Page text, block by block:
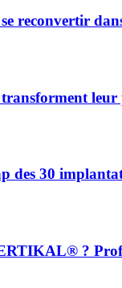
reconvertir
leur
des 30
?